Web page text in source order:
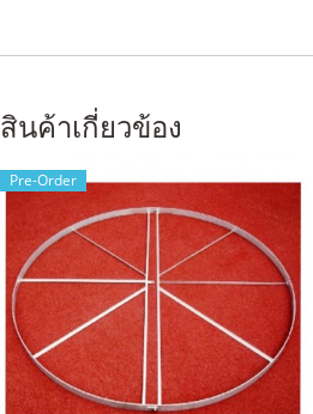
สินค้าเกี่ยวข้อง
Pre-Order